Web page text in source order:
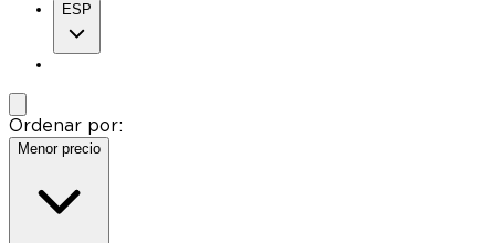
ESP
Ordenar por:
Menor precio